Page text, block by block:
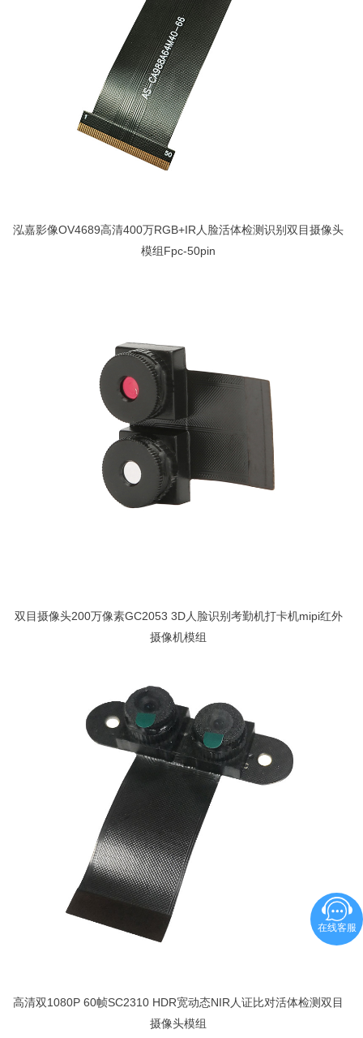
泓嘉影像OV4689高清400万RGB+IR人脸活体检测识别双目摄像头
模组Fpc-50pin
双目摄像头200万像素GC2053 3D人脸识别考勤机打卡机mipi红外
摄像机模组
高清双1080P 60帧SC2310 HDR宽动态NIR人证比对活体检测双目
摄像头模组
在线客服